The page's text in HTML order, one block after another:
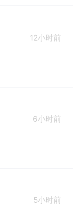
12小时前
6小时前
5小时前